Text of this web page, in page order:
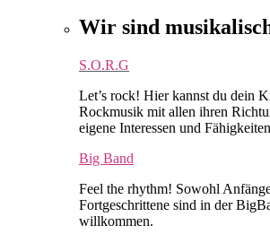
Wir sind
S.O.R.G
Let’s rock! Hier kannst du dein
Rockmusik mit allen ihren
eigene Interessen und
Big Band
Feel the rhythm! Sowohl
Fortgeschrittene sind in der
willkommen.